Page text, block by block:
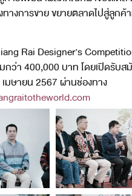
างการขาย ขยายตลาดไปสู่ลูกค้า
Rai Designer’s
มกว่า 400,000 บาท โดยเปิดรับส
มษายน 2567 ผ่านช่องทาง